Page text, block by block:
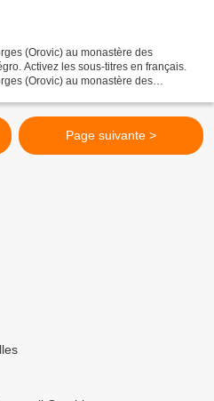
(Orovic) au monastère des
Activez les sous-titres en français.
(Orovic) au monastère des
S'abonner...
Page suivante >